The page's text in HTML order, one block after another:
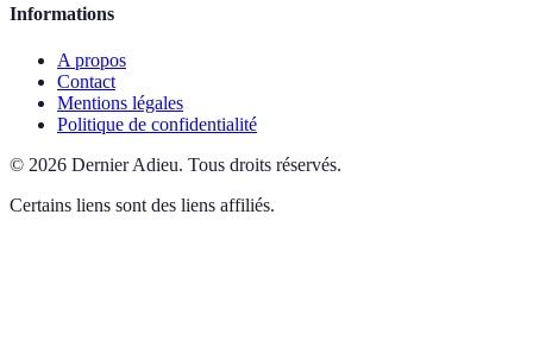
Informations
A propos
Contact
Mentions légales
Politique de confidentialité
© 2026 Dernier Adieu. Tous droits réservés.
Certains liens sont des liens affiliés.